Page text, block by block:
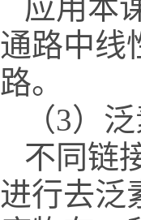
应用本
通路中线
路。
（3）
不同链
进行去泛